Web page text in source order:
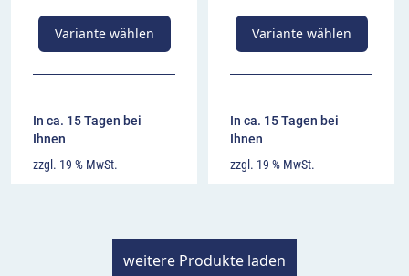
Variante wählen
In ca. 15 Tagen bei
Ihnen
zzgl. 19 % MwSt.
Variante wählen
In ca. 15 Tagen bei
Ihnen
zzgl. 19 % MwSt.
weitere Produkte laden